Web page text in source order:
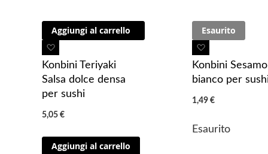
Aggiungi al carrello
g
g
n
i
Konbini Teriyaki
Salsa dolce densa
per sushi
5,05 €
Aggiungi al carrello
Esaurito
g
g
u
g
Konbini Sesamo
bianco per
1,49 €
Esaurito